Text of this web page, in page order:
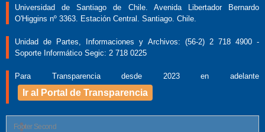
Universidad de Santiago de Chile. Avenida Libertador Bernardo
O'Higgins nº 3363. Estación Central. Santiago. Chile.
Unidad de Partes, Informaciones y Archivos: (56-2) 2 718 4900 -
Soporte Informático Segic: 2 718 0225
Para Transparencia desde 2023 en adelante
Ir al Portal de Transparencia
Footer Second